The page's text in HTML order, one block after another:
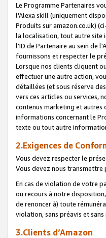
Le Programme Partenaires
l'Alexa skill (uniquement
Produits sur amazon.co.uk)
la localisation, tout autre site
l'ID de Partenaire au sein de
fournissons et respecter le
Lorsque nos clients cliquent
effectuer une autre action,
détaillées (et sous réserve
vers ces articles ou services,
contenus marketing et autres
informations concernant le
texte ou tout autre
2.Exigences de
Vous devez respecter le
Vous devez nous
En cas de violation de votre
ou recours à notre
de renoncer à) toute
violation, sans préavis et
3.Clients d’Amazon